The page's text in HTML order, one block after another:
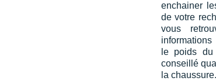
enchainer
de votre
vous
le poids du
conseillé
la chaussure.